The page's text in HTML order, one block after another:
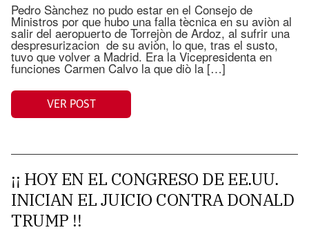
Pedro Sànchez no pudo estar en el Consejo de
Ministros por que hubo una falla tècnica en su aviòn al
salir del aeropuerto de Torrejòn de Ardoz, al sufrir una
despresurizacion de su aviòn, lo que, tras el susto,
tuvo que volver a Madrid. Era la Vicepresidenta en
funciones Carmen Calvo la que diò la […]
VER POST
¡¡ HOY EN EL CONGRESO DE EE.UU.
INICIAN EL JUICIO CONTRA DONALD
TRUMP !!